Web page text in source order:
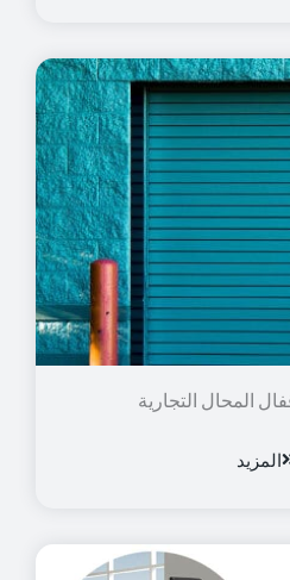
المحال التجارية
المزيد